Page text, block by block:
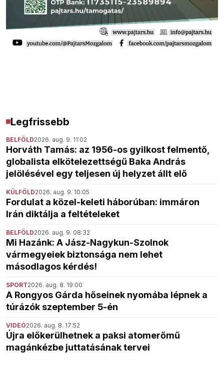
Legfrissebb
BELFÖLD2026. aug. 9. 11:02
Horváth Tamás: az 1956-os gyilkost felmentő,
globalista elkötelezettségű Baka András
jelölésével egy teljesen új helyzet állt elő
KÜLFÖLD2026. aug. 9. 10:05
Fordulat a közel-keleti háborúban: immáron
Irán diktálja a feltételeket
BELFÖLD2026. aug. 9. 08:32
Mi Hazánk: A Jász-Nagykun-Szolnok
vármegyeiek biztonsága nem lehet
másodlagos kérdés!
SPORT2026. aug. 8. 19:00
A Rongyos Gárda hőseinek nyomába lépnek a
túrázók szeptember 5-én
VIDEÓ2026. aug. 8. 17:52
Újra előkerülhetnek a paksi atomerőmű
magánkézbe juttatásának tervei